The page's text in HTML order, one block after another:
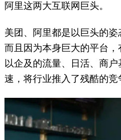
阿里这两大互联网巨头。
美团、阿里都是以巨头的姿
而且因为本身巨大的平台
以企及的流量、日活、商
速，将行业推入了残酷的竞